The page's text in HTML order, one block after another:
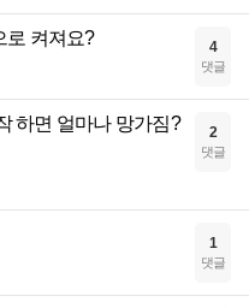
로 켜져요? 4
댓글
하면 얼마나 망가짐? 2
댓글
1
댓글